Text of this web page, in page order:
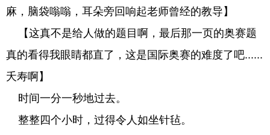
麻，脑袋嗡嗡，耳朵旁回响起老师曾经的教导】
【这真不是给人做的题目啊，最后那一页的奥赛题
真的看得我眼睛都直了，这是国际奥赛的难度了吧......
夭寿啊】
时间一分一秒地过去。
整整四个小时，过得令人如坐针毡。